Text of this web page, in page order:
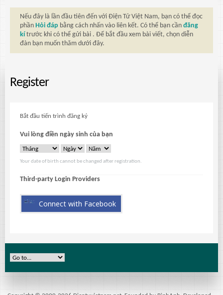
Nếu đây là lần đầu tiên đến với Điện Tử Việt Nam, bạn có thể đọc
phần Hỏi đáp bằng cách nhấn vào liên kết. Có thể bạn cần đăng
kí trước khi có thể gửi bài . Để bắt đầu xem bài viết, chọn diễn
đàn bạn muốn thăm dưới đây.
Register
Bắt đầu tiến trình đăng ký
Vui lòng điền ngày sinh của bạn
Your date of birth cannot be changed after registration.
Third-party Login Providers
Connect with Facebook